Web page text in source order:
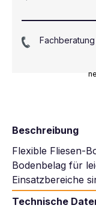
Fachberatung
Beschreibung
Flexible Fliesen-
Bodenbelag für
Einsatzbereiche
Technische